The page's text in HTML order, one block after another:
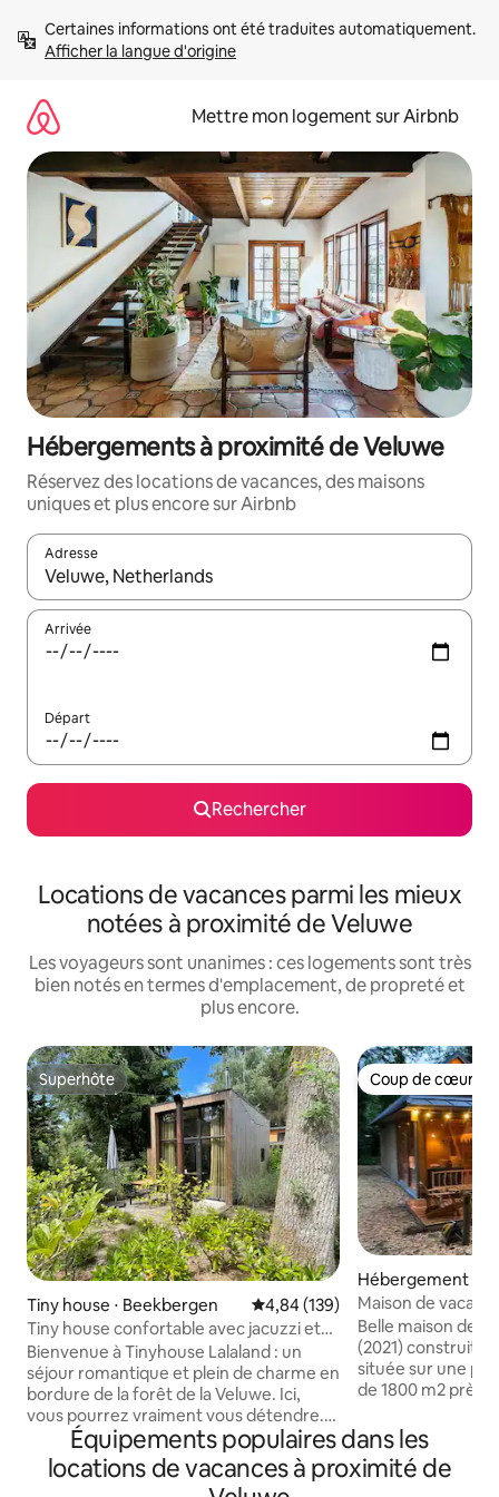
directement
Afficher la langue d'origine
Mettre mon logement sur Airbnb
Hébergements à proximité de Veluwe
Réservez des locations de vacances, des maisons
uniques et plus encore sur Airbnb
Adresse
Lorsque les résultats s'affichent, utilisez les flèches vers le
Arrivée
Départ
Rechercher
Locations de vacances parmi les mieux
notées à proximité de Veluwe
Les voyageurs sont unanimes : ces logements sont très
bien notés en termes d'emplacement, de propreté et
plus encore.
Superhôte
Superhôte
Tiny house ⋅ Beekbergen Évaluation moyenne sur la
4,84 (139)
Tiny house confortable avec jacuzzi et
four à pizza
Bienvenue à Tinyhouse Lalaland : un
séjour romantique et plein de charme en
bordure de la forêt de la Veluwe. Ici,
vous pourrez vraiment vous détendre.
Cette petite maison confortable a tout
pour un séjour spécial : 🛁 Détendez-
vous dans le jacuzzi (partagé)
Coup de cœur
Coup de cœur
Hébergement ⋅
Maison de
forestière Otterlo
Belle maison de
(2021) construite
située sur une
de 1800 m2 près
d'un poêle
d'un HOTTUB
chaussée, il y a
Équipements populaires dans les
locations de vacances à proximité de